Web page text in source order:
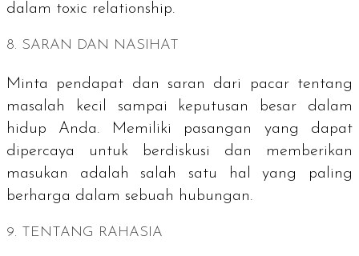
dalam toxic relationship.
8. SARAN DAN NASIHAT
Minta pendapat dan saran dari pacar tentang
masalah kecil sampai keputusan besar dalam
hidup Anda. Memiliki pasangan yang dapat
dipercaya untuk berdiskusi dan memberikan
masukan adalah salah satu hal yang paling
berharga dalam sebuah hubungan.
9. TENTANG RAHASIA